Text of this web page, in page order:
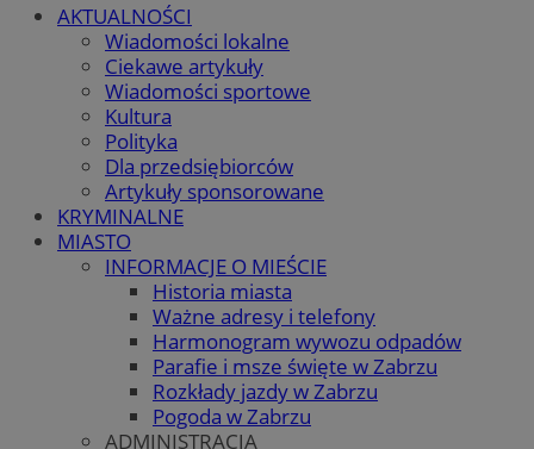
AKTUALNOŚCI
Wiadomości lokalne
Ciekawe artykuły
Wiadomości sportowe
Kultura
Polityka
Dla przedsiębiorców
Artykuły sponsorowane
KRYMINALNE
MIASTO
INFORMACJE O MIEŚCIE
Historia miasta
Ważne adresy i telefony
Harmonogram wywozu odpadów
Parafie i msze święte w Zabrzu
Rozkłady jazdy w Zabrzu
Pogoda w Zabrzu
ADMINISTRACJA